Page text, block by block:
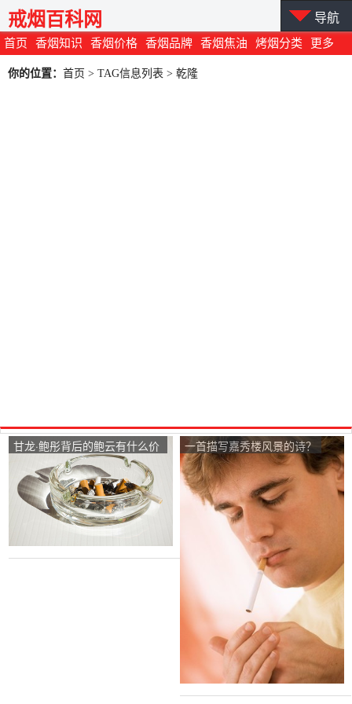
首页 香烟知识 香烟价格 香烟品牌 香烟焦油 烤烟分类 更多
戒烟百科网 导航
你的位置： 首页 > TAG信息列表 > 乾隆
甘龙·鲍彤背后的鲍云有什么价
一首描写嘉秀楼风景的诗？